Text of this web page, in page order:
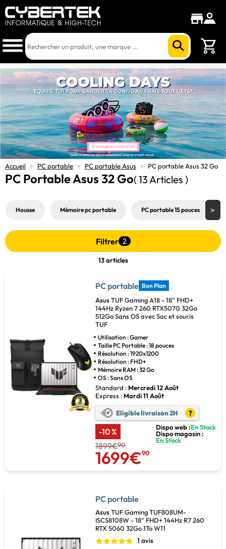
Accueil > PC portable > PC portable Asus > PC portable Asus 32 Go
PC Portable Asus 32 Go( 13 Articles )
Housse Mémoire pc portable PC portable 15 pouces
Filtrer 2
13 articles
PC portable Bon Plan
AsusTUF Gaming A18 - 18" FHD+
144Hz Ryzen 7 260 RTX5070 32Go
512Go Sans OS avec Sac et souris
TUF
Utilisation : Gamer
Taille PC Portable : 18 pouces
Résolution : 1920x1200
Résolution : FHD+
Mémoire RAM : 32 Go
OS : Sans OS
Standard : Mercredi 12 Août
Express : Mardi 11 Août
Eligible livraison 2H ?
-10 %
1899€90
1699€90
Dispo web :En Stock
Dispo magasin :
En Stock
PC portable
AsusTUF Gaming TUF808UM-
ISCS8108W - 18" FHD+ 144Hz R7 260
RTX 5060 32Go 1To W11
1 avis